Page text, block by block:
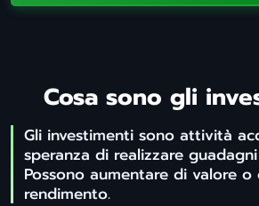
Cosa sono gli
Gli investimenti sono attività
speranza di realizzare
Possono aumentare di valore o
rendimento.